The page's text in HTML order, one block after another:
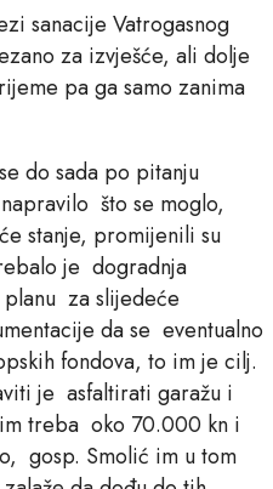
sanacije Vatrogasnog
za izvješće, ali dolje
pa ga samo zanima
do sada po pitanju
što se moglo,
stanje, promijenili su
je dogradnja
planu za slijedeće
da se eventualno
fondova, to im je cilj.
je asfaltirati garažu i
treba oko 70.000 kn i
gosp. Smolić im u tom